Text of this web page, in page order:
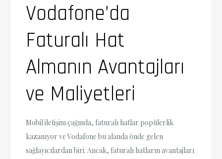
Vodafone’da
Faturalı Hat
Almanın Avantajları
ve Maliyetleri
Mobil iletişim çağında, faturalı hatlar popülerlik
kazanıyor ve Vodafone bu alanda önde gelen
sağlayıcılardan biri. Ancak, faturalı hatların avantajları